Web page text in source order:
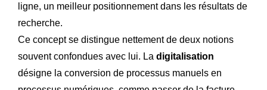
ligne, un meilleur positionnement dans les résultats de
recherche.
Ce concept se distingue nettement de deux notions
souvent confondues avec lui. La digitalisation
désigne la conversion de processus manuels en